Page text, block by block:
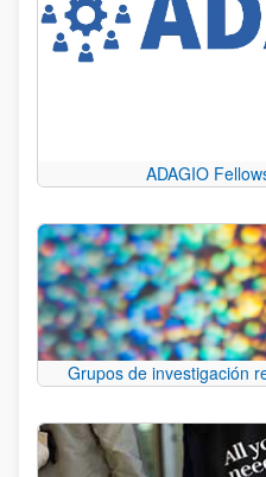
ADAGIO
Grupos de investigación